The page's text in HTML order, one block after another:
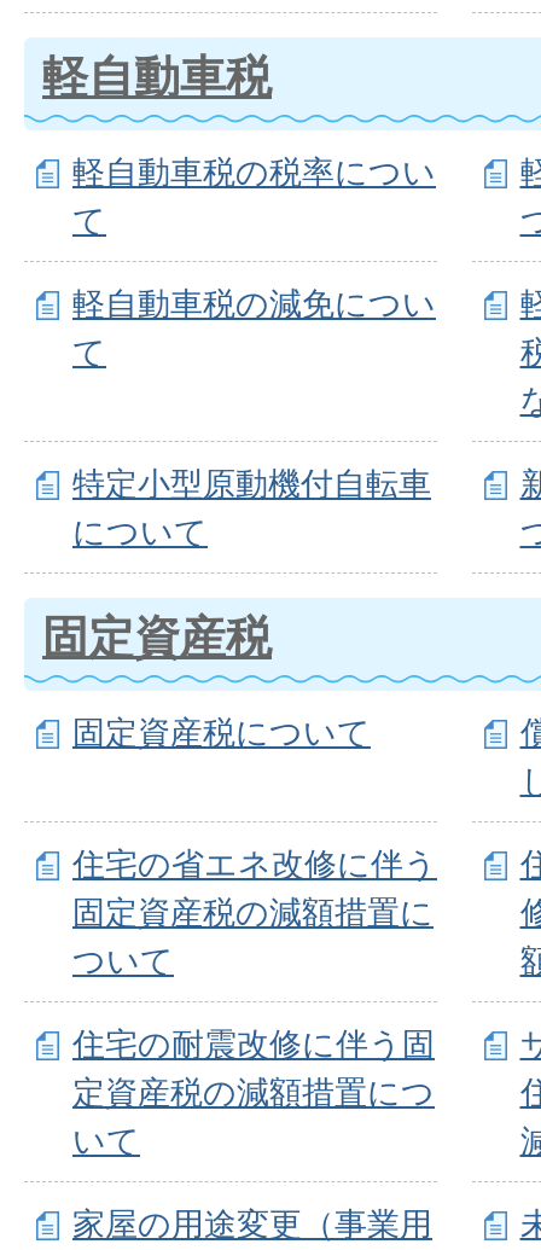
に関すること
軽自動車税
軽自動車税の税率につい
て
軽自動車税の減免につい
て
特定小型原動機付自転車
について
固定資産税
固定資産税について
住宅の省エネ改修に伴う
固定資産税の減額措置に
ついて
住宅の耐震改修に伴う固
定資産税の減額措置につ
いて
家屋の用途変更（事業用